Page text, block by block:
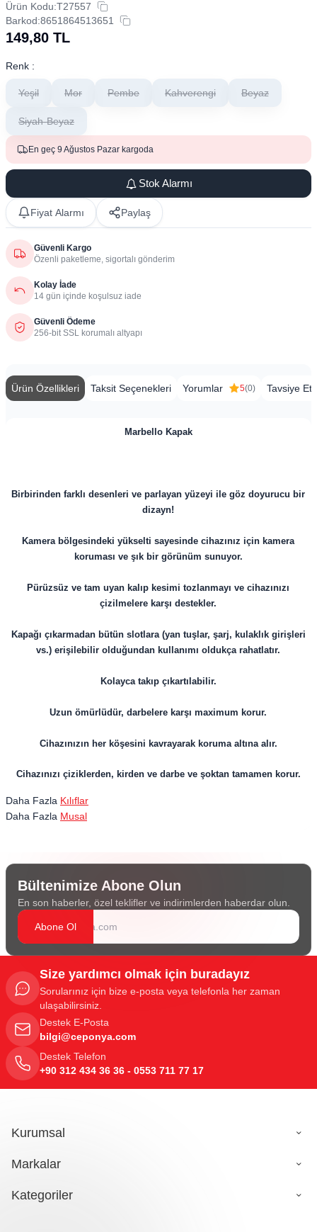
Ürün Kodu:T27557
Barkod:8651864513651
149,80 TL
Renk :
Yeşil Mor Pembe Kahverengi Beyaz
Siyah-Beyaz
En geç 9 Ağustos Pazar kargoda
Stok Alarmı
Fiyat Alarmı Paylaş
Güvenli Kargo
Özenli paketleme, sigortalı gönderim
Kolay İade
14 gün içinde koşulsuz iade
Güvenli Ödeme
256-bit SSL korumalı altyapı
Ürün Özellikleri Taksit Seçenekleri Yorumlar 5(0) Tavsiye Et
Marbello Kapak
Birbirinden farklı desenleri ve parlayan yüzeyi ile göz doyurucu bir
dizayn!
Kamera bölgesindeki yükselti sayesinde cihazınız için kamera
koruması ve şık bir görünüm sunuyor.
Pürüzsüz ve tam uyan kalıp kesimi tozlanmayı ve cihazınızı
çizilmelere karşı destekler.
Kapağı çıkarmadan bütün slotlara (yan tuşlar, şarj, kulaklık girişleri
vs.) erişilebilir olduğundan kullanımı oldukça rahatlatır.
Kolayca takıp çıkartılabilir.
Uzun ömürlüdür, darbelere karşı maximum korur.
​​​​​​​Cihazınızın her köşesini kavrayarak koruma altına alır.
Cihazınızı çiziklerden, kirden ve darbe ve şoktan tamamen korur.
Daha Fazla Kılıflar
Daha Fazla Musal
Bültenimize Abone Olun
En son haberler, özel teklifler ve indirimlerden haberdar olun.
Abone Ol
Size yardımcı olmak için buradayız
Sorularınız için bize e-posta veya telefonla her zaman
ulaşabilirsiniz.
Destek E-Posta
bilgi@ceponya.com
Destek Telefon
+90 312 434 36 36 - 0553 711 77 17
Kurumsal
Markalar
Kategoriler